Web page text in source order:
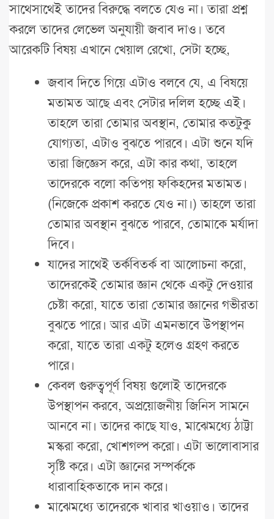
সাথেসাথেই তাদের বিরুদ্ধে বলতে যেও না। তারা প্রশ্ন
করলে তাদের লেভেল অনুযায়ী জবাব দাও। তবে
আরেকটি বিষয় এখানে খেয়াল রেখো, সেটা হচ্ছে,
জবাব দিতে গিয়ে এটাও বলবে যে, এ বিষয়ে
মতামত আছে এবং সেটার দলিল হচ্ছে এই।
তাহলে তারা তোমার অবস্থান, তোমার কতটুকু
যোগ্যতা, এটাও বুঝতে পারবে। এটা শুনে যদি
তারা জিজ্ঞেস করে, এটা কার কথা, তাহলে
তাদেরকে বলো কতিপয় ফকিহদের মতামত।
(নিজেকে প্রকাশ করতে যেও না।) তাহলে তারা
তোমার অবস্থান বুঝতে পারবে, তোমাকে মর্যাদা
দিবে।
যাদের সাথেই তর্কবিতর্ক বা আলোচনা করো,
তাদেরকেই তোমার জ্ঞান থেকে একটু দেওয়ার
চেষ্টা করো, যাতে তারা তোমার জ্ঞানের গভীরতা
বুঝতে পারে। আর এটা এমনভাবে উপস্থাপন
করো, যাতে তারা একটু হলেও গ্রহণ করতে
পারে।
কেবল গুরুত্বপূর্ণ বিষয় গুলোই তাদেরকে
উপস্থাপন করবে, অপ্রয়োজনীয় জিনিস সামনে
আনবে না। তাদের কাছে যাও, মাঝেমধ্যে ঠাট্টা
মস্করা করো, খোশগল্প করো। এটা ভালোবাসার
সৃষ্টি করে। এটা জ্ঞানের সম্পর্ককে
ধারাবাহিকতাকে দান করে।
মাঝেমধ্যে তাদেরকে খাবার খাওয়াও। তাদের